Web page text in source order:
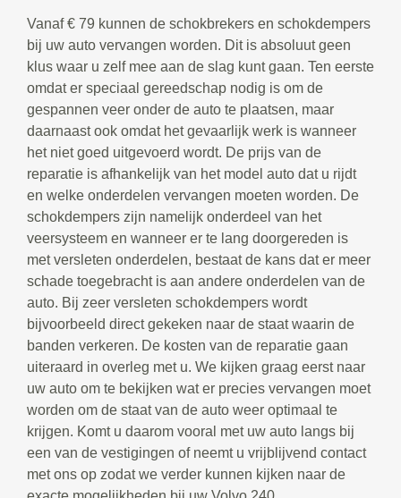
Vanaf € 79 kunnen de schokbrekers en schokdempers
bij uw auto vervangen worden. Dit is absoluut geen
klus waar u zelf mee aan de slag kunt gaan. Ten eerste
omdat er speciaal gereedschap nodig is om de
gespannen veer onder de auto te plaatsen, maar
daarnaast ook omdat het gevaarlijk werk is wanneer
het niet goed uitgevoerd wordt. De prijs van de
reparatie is afhankelijk van het model auto dat u rijdt
en welke onderdelen vervangen moeten worden. De
schokdempers zijn namelijk onderdeel van het
veersysteem en wanneer er te lang doorgereden is
met versleten onderdelen, bestaat de kans dat er meer
schade toegebracht is aan andere onderdelen van de
auto. Bij zeer versleten schokdempers wordt
bijvoorbeeld direct gekeken naar de staat waarin de
banden verkeren. De kosten van de reparatie gaan
uiteraard in overleg met u. We kijken graag eerst naar
uw auto om te bekijken wat er precies vervangen moet
worden om de staat van de auto weer optimaal te
krijgen. Komt u daarom vooral met uw auto langs bij
een van de vestigingen of neemt u vrijblijvend contact
met ons op zodat we verder kunnen kijken naar de